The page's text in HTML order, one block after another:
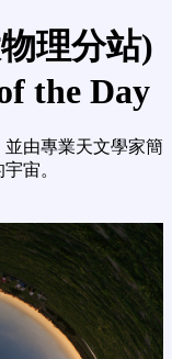
理分站)
the Day
由專業天文學家簡
宙。